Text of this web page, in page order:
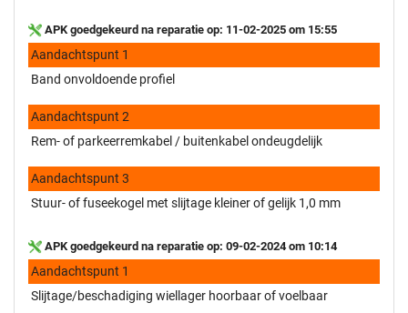
APK goedgekeurd na reparatie op: 11-02-2025 om 15:55
Aandachtspunt 1
Band onvoldoende profiel
Aandachtspunt 2
Rem- of parkeerremkabel / buitenkabel ondeugdelijk
Aandachtspunt 3
Stuur- of fuseekogel met slijtage kleiner of gelijk 1,0 mm
APK goedgekeurd na reparatie op: 09-02-2024 om 10:14
Aandachtspunt 1
Slijtage/beschadiging wiellager hoorbaar of voelbaar